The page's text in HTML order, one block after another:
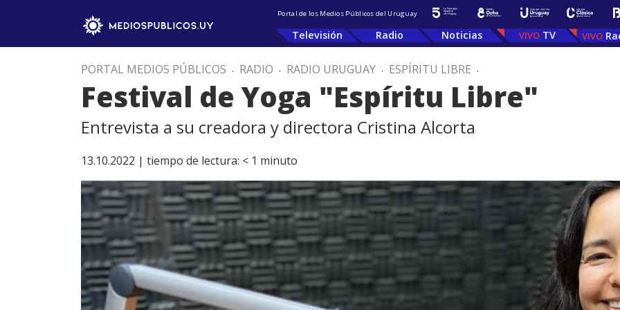
Portal de los Medios Públicos del Uruguay
Televisión Radio Noticias TV
PORTAL MEDIOS PÚBLICOS . RADIO . RADIO URUGUAY . ESPÍRITU LIBRE .
Festival de Yoga "Espíritu Libre"
Entrevista a su creadora y directora Cristina Alcorta
13.10.2022 | tiempo de lectura: < 1 minuto